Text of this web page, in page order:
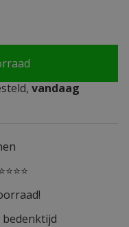
vandaag